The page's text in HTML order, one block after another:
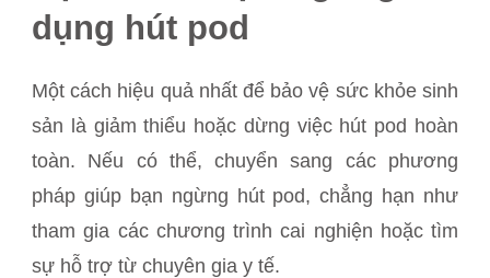
dụng hút pod
Một cách hiệu quả nhất để bảo vệ sức khỏe sinh
sản là giảm thiểu hoặc dừng việc hút pod hoàn
toàn. Nếu có thể, chuyển sang các phương
pháp giúp bạn ngừng hút pod, chẳng hạn như
tham gia các chương trình cai nghiện hoặc tìm
sự hỗ trợ từ chuyên gia y tế.